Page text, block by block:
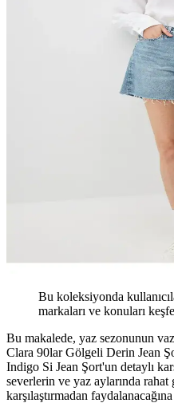
Bu koleksiyonda
markaları ve konuları
Bu makalede, yaz sezonunun
Clara 90lar Gölgeli Derin Jean
Indigo Si Jean Şort'un detaylı
severlerin ve yaz aylarında rahat
karşılaştırmadan